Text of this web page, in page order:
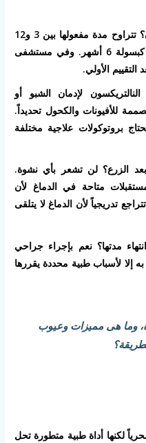
تتراوح مدة مفعولها بين 3 و12
شهراً حسب النوع. الأكثر شيوعاً هي كبسولة 6 أشهر. وفي مستشفى
الأولي.
لإدمان الشبو أو
للأفيونات والكحول تحديداً.
بروتوكولات علاجية مختلفة
الزرع؟ لن تشعر بأي نشوة.
متاحة في الدماغ لأن
تدريجياً لأن الدماغ لا يتلقى
مدتها؟ نعم بإجراء جراحي
إلا لأسباب طبية محددة يقررها
وما هى مميزات وعيوب
لكنها أداة طبية متطورة تحل